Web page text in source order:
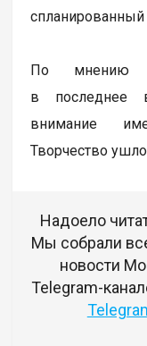
спланированный
По мнению
в последнее
внимание
Творчество
Надоело
Мы собрали
новости
Telegram-